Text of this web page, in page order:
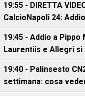
19:55 - DIRETTA
CalcioNapoli 24:
19:45 - Addio a Pippo
Laurentiis e Allegri
19:40 - Palinsesto
settimana: cosa